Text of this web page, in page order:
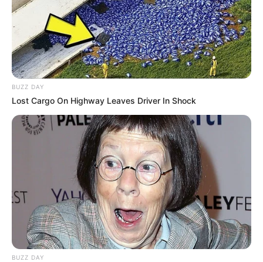
BUZZ DAY
Lost Cargo On Highway Leaves Driver In Shock
BUZZ DAY